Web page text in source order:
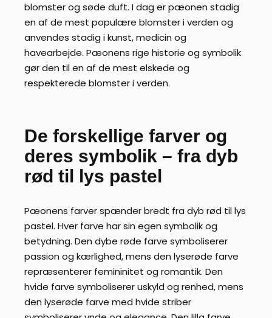
blomster og søde duft. I dag er pæonen stadig
en af de mest populære blomster i verden og
anvendes stadig i kunst, medicin og
havearbejde. Pæonens rige historie og symbolik
gør den til en af de mest elskede og
respekterede blomster i verden.
De forskellige farver og
deres symbolik – fra dyb
rød til lys pastel
Pæonens farver spænder bredt fra dyb rød til lys
pastel. Hver farve har sin egen symbolik og
betydning. Den dybe røde farve symboliserer
passion og kærlighed, mens den lyserøde farve
repræsenterer femininitet og romantik. Den
hvide farve symboliserer uskyld og renhed, mens
den lyserøde farve med hvide striber